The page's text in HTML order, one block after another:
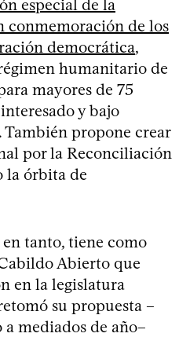
especial de la
conmemoración de los
democrática,
humanitario de
mayores de 75
y bajo
propone crear
por la Reconciliación
la órbita de
tanto, tiene como
Abierto que
en la legislatura
su propuesta –
mediados de año–